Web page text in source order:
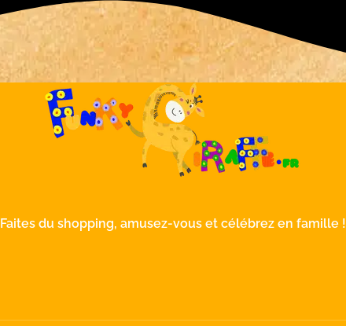
Faites du shopping, amusez-vous et célébrez en famille !